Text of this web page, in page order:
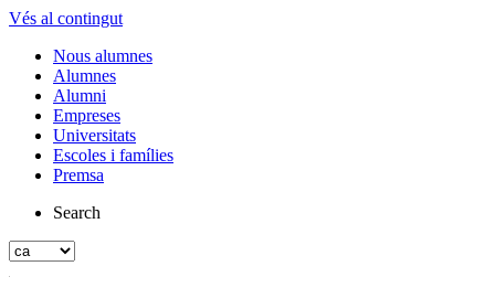
Vés al contingut
Nous alumnes
Alumnes
Alumni
Empreses
Universitats
Escoles i famílies
Premsa
Search